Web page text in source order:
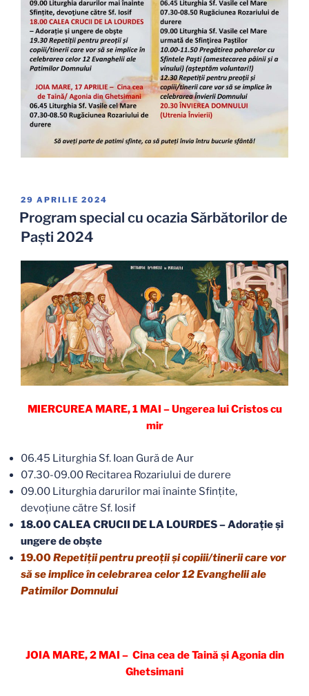
PUBLICAT
PE
29 APRILIE 2024
Program special cu ocazia Sărbătorilor de
Paşti 2024
MIERCUREA MARE, 1 MAI – Ungerea lui Cristos cu
mir
06.45 Liturghia Sf. Ioan Gură de Aur
07.30-09.00 Recitarea Rozariului de durere
09.00 Liturghia darurilor mai înainte Sfințite,
devoțiune către Sf. Iosif
18.00 CALEA CRUCII DE LA LOURDES – Adorație și
ungere de obște
19.00Repetiții pentru preoții și copiii/tinerii care vor
să se implice în celebrarea celor 12 Evanghelii ale
Patimilor Domnului
JOIA MARE, 2 MAI – Cina cea de Taină și Agonia din
Ghetsimani